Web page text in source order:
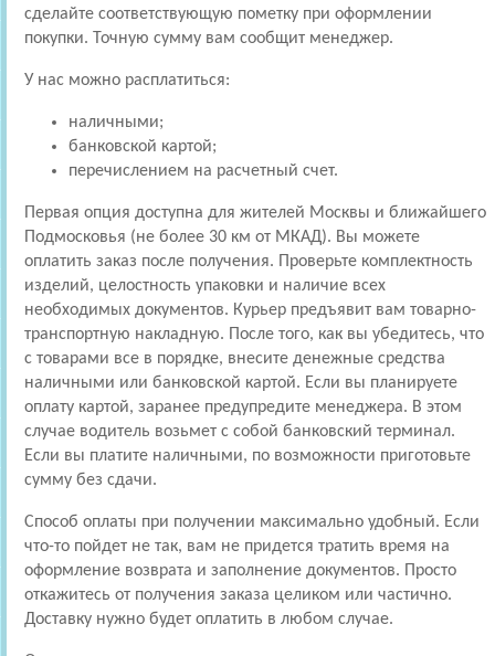
сделайте соответствующую пометку при оформлении
покупки. Точную сумму вам сообщит менеджер.
У нас можно расплатиться:
наличными;
банковской картой;
перечислением на расчетный счет.
Первая опция доступна для жителей Москвы и ближайшего
Подмосковья (не более 30 км от МКАД). Вы можете
оплатить заказ после получения. Проверьте комплектность
изделий, целостность упаковки и наличие всех
необходимых документов. Курьер предъявит вам товарно-
транспортную накладную. После того, как вы убедитесь, что
с товарами все в порядке, внесите денежные средства
наличными или банковской картой. Если вы планируете
оплату картой, заранее предупредите менеджера. В этом
случае водитель возьмет с собой банковский терминал.
Если вы платите наличными, по возможности приготовьте
сумму без сдачи.
Способ оплаты при получении максимально удобный. Если
что-то пойдет не так, вам не придется тратить время на
оформление возврата и заполнение документов. Просто
откажитесь от получения заказа целиком или частично.
Доставку нужно будет оплатить в любом случае.